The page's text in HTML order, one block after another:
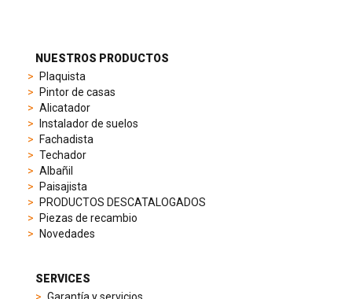
sporty
chronographs
elegant
watches.
model
chosen
timeless
NUESTROS PRODUCTOS
Plaquista
Pintor de casas
Alicatador
Instalador de suelos
Fachadista
Techador
Albañil
Paisajista
PRODUCTOS DESCATALOGADOS
Piezas de recambio
Novedades
SERVICES